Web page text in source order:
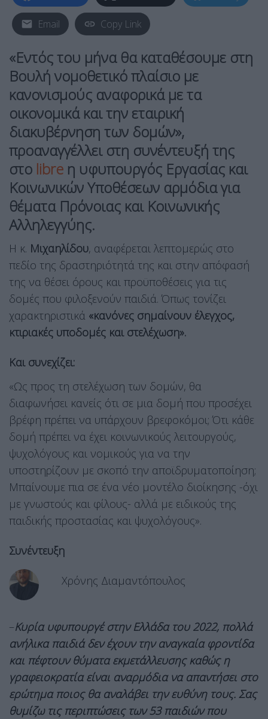
Email Copy Link
«Εντός του μήνα θα καταθέσουμε στη
Βουλή νομοθετικό πλαίσιο με
κανονισμούς αναφορικά με τα
οικονομικά και την εταιρική
διακυβέρνηση των δομών»,
προαναγγέλλει στη συνέντευξή της
στο libre η υφυπουργός Εργασίας και
Κοινωνικών Υποθέσεων αρμόδια για
θέματα Πρόνοιας και Κοινωνικής
Αλληλεγγύης.
Η κ. Μιχαηλίδου, αναφέρεται λεπτομερώς στο
πεδίο της δραστηριότητά της και στην απόφασή
της να θέσει όρους και προϋποθέσεις για τις
δομές που φιλοξενούν παιδιά. Όπως τονίζει
χαρακτηριστικά «κανόνες σημαίνουν έλεγχος,
κτιριακές υποδομές και στελέχωση».
Και συνεχίζει:
«Ως προς τη στελέχωση των δομών, θα
διαφωνήσει κανείς ότι σε μια δομή που προσέχει
βρέφη πρέπει να υπάρχουν βρεφοκόμοι; Ότι κάθε
δομή πρέπει να έχει κοινωνικούς λειτουργούς,
ψυχολόγους και νομικούς για να την
υποστηρίζουν με σκοπό την αποϊδρυματοποίηση;
Μπαίνουμε πια σε ένα νέο μοντέλο διοίκησης -όχι
με γνωστούς και φίλους- αλλά με ειδικούς της
παιδικής προστασίας και ψυχολόγους».
Συνέντευξη
Χρόνης Διαμαντόπουλος
–Κυρία υφυπουργέ στην Ελλάδα του 2022, πολλά
ανήλικα παιδιά δεν έχουν την αναγκαία φροντίδα
και πέφτουν θύματα εκμετάλλευσης καθώς η
γραφειοκρατία είναι αναρμόδια να απαντήσει στο
ερώτημα ποιος θα αναλάβει την ευθύνη τους. Σας
θυμίζω τις περιπτώσεις των 53 παιδιών που